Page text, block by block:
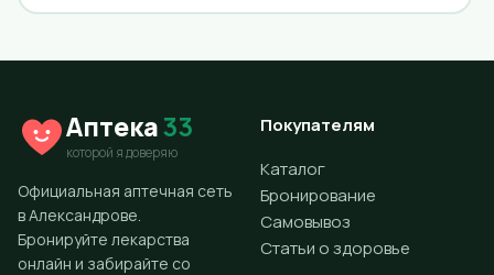
Аптека33
которой я доверяю
Официальная аптечная сеть
в Александрове.
Бронируйте лекарства
онлайн и забирайте со
Покупателям
Каталог
Бронирование
Самовывоз
Статьи о здоровье